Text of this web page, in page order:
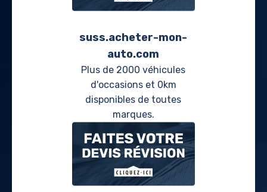
suss.acheter-mon-
auto.com
Plus de 2000 véhicules
d'occasions et 0km
disponibles de toutes
marques.